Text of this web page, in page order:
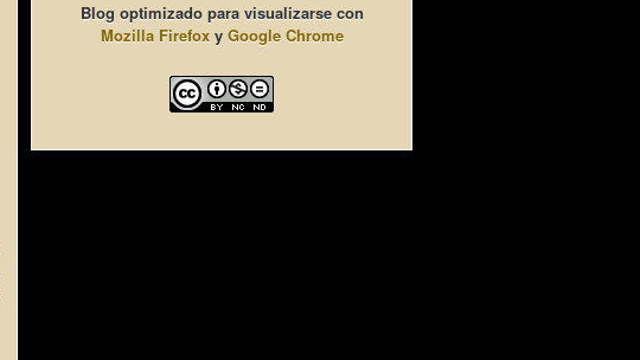
Blog optimizado para visualizarse con
Mozilla Firefoxy Google Chrome